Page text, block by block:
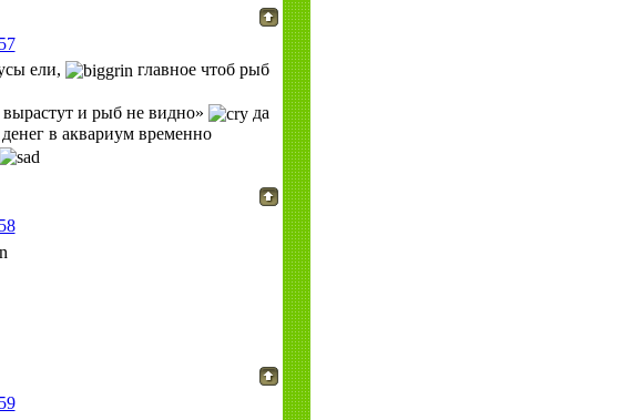
57
ели,
главное чтоб рыб
и рыб не видно»
да
в аквариум временно
58
59